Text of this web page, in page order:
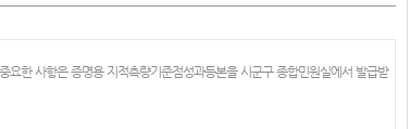
한 사항은 증명용 지적측량기준점성과등본을 시군구 종합민원실에서 발급받